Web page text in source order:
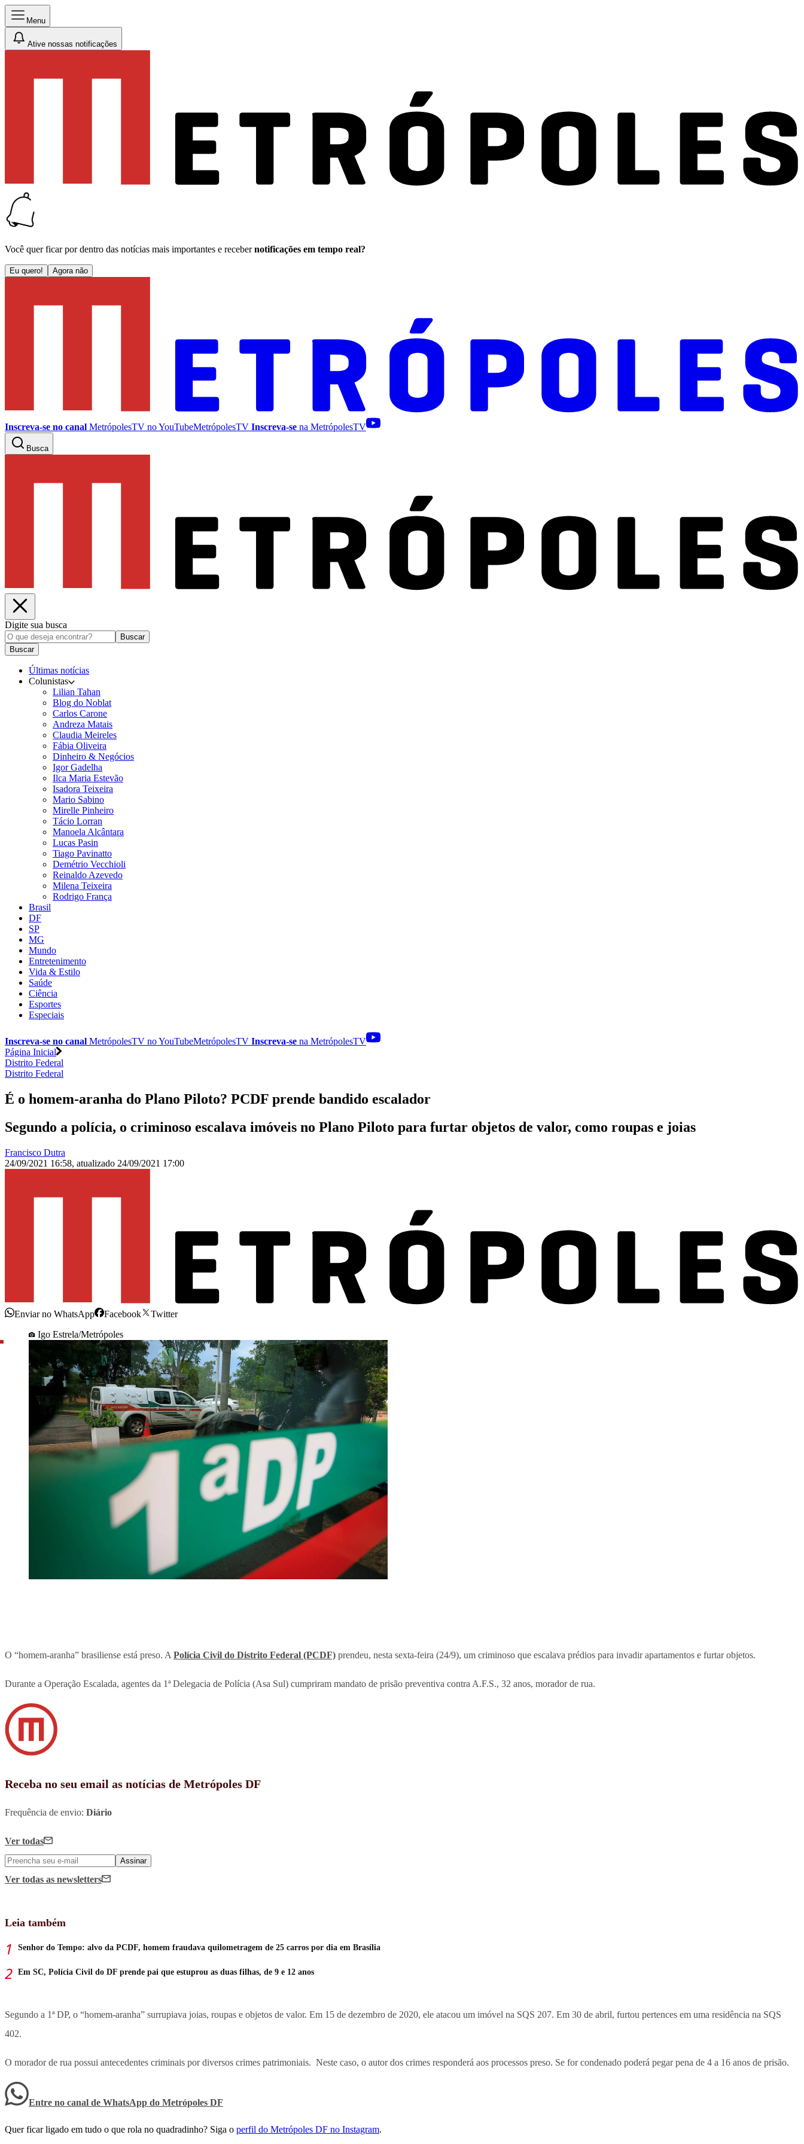
Menu
Ative nossas notificações
Você quer ficar por dentro das notícias mais importantes e receber notificações em tempo real?
Eu quero! Agora não
Inscreva-se no canal MetrópolesTV noYouTubeMetrópolesTV Inscreva-se na MetrópolesTV
Busca
Digite sua busca
Buscar
Buscar
Últimas notícias
Colunistas
Lilian Tahan
Blog do Noblat
Carlos Carone
Andreza Matais
Claudia Meireles
Fábia Oliveira
Dinheiro & Negócios
Igor Gadelha
Ilca Maria Estevão
Isadora Teixeira
Mario Sabino
Mirelle Pinheiro
Tácio Lorran
Manoela Alcântara
Lucas Pasin
Tiago Pavinatto
Demétrio Vecchioli
Reinaldo Azevedo
Milena Teixeira
Rodrigo França
Brasil
DF
SP
MG
Mundo
Entretenimento
Vida & Estilo
Saúde
Ciência
Esportes
Especiais
Inscreva-se no canal MetrópolesTV noYouTubeMetrópolesTV Inscreva-se na MetrópolesTV
Página Inicial
Distrito Federal
Distrito Federal
É o homem-aranha do Plano Piloto? PCDF prende bandido escalador
Segundo a polícia, o criminoso escalava imóveis no Plano Piloto para furtar objetos de valor, como roupas e joias
Francisco Dutra
24/09/2021 16:58, atualizado 24/09/2021 17:00
Enviar no WhatsApp Facebook
Twitter
Igo Estrela/Metrópoles
O “homem-aranha” brasiliense está preso. A Polícia Civil do Distrito Federal (PCDF) prendeu, nesta sexta-feira (24/9), um criminoso que escalava prédios para invadir apartamentos e furtar objetos.
Durante a Operação Escalada, agentes da 1ª Delegacia de Polícia (Asa Sul) cumpriram mandato de prisão preventiva contra A.F.S., 32 anos, morador de rua.
Receba no seu email as notícias de Metrópoles DF
Frequência de envio: Diário
Ver todas
Assinar
Ver todas as newsletters
Leia também
Senhor do Tempo: alvo da PCDF, homem fraudava quilometragem de 25 carros por dia em Brasília
Em SC, Polícia Civil do DF prende pai que estuprou as duas filhas, de 9 e 12 anos
Segundo a 1ª DP, o “homem-aranha” surrupiava joias, roupas e objetos de valor. Em 15 de dezembro de 2020, ele atacou um imóvel na SQS 207. Em 30 de abril, furtou pertences em uma residência na SQS
402.
O morador de rua possui antecedentes criminais por diversos crimes patrimoniais. Neste caso, o autor dos crimes responderá aos processos preso. Se for condenado poderá pegar pena de 4 a 16 anos de prisão.
Entre no canal de WhatsApp do Metrópoles DF
Quer ficar ligado em tudo o que rola no quadradinho? Siga o perfil do Metrópoles DF no Instagram.